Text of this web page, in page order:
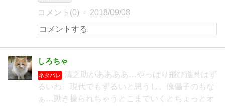
コメント(0) 2018/09/08
しろちゃ
ネタバレ
清之助がああああ…やっぱり飛び道具はず
るいわ。現代でもずるいと思うし。傀儡子のもな
ぁ…動き操られちゃうとこまでいくとちょっとオ